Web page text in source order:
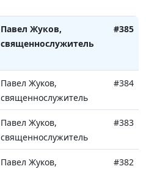
Павел Жуков,
священнослужитель
#385
Павел Жуков,
священнослужитель
#384
Павел Жуков,
священнослужитель
#383
Павел Жуков,
#382